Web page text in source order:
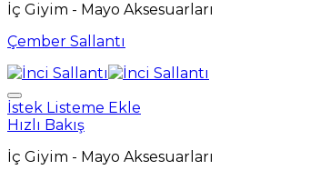
İç Giyim - Mayo Aksesuarları
Çember Sallantı
İstek Listeme Ekle
Hızlı Bakış
İç Giyim - Mayo Aksesuarları